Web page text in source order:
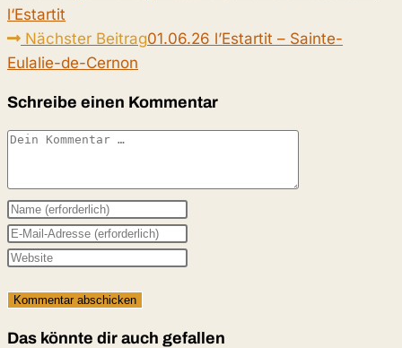
Artikel
ansehen
l‘Estartit
Nächster Beitrag01.06.26 l’Estartit – Sainte-
Eulalie-de-Cernon
Schreibe einen Kommentar
Kommentar
Gib
deinen
Namen
Benutzernamen
zum
Gib
deine
Mail-
Adresse
Gib
Website-
URL
Das könnte dir auch gefallen